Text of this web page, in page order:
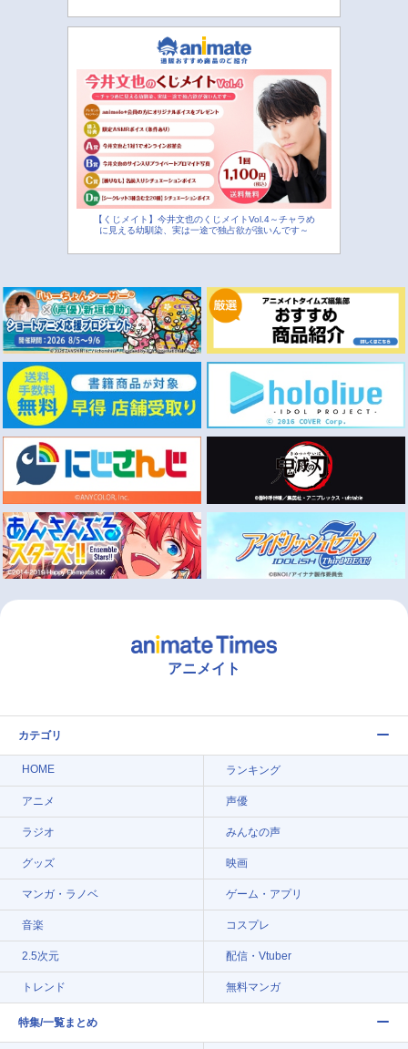
【くじメイト】今井文也のくじメイトVol.4～チャラめ
に見える幼馴染、実は一途で独占欲が強いんです～
アニメイト
カテゴリ
HOME ランキング
アニメ 声優
ラジオ みんなの声
グッズ 映画
マンガ・ラノベ ゲーム・アプリ
音楽 コスプレ
2.5次元 配信・Vtuber
トレンド 無料マンガ
特集/一覧まとめ